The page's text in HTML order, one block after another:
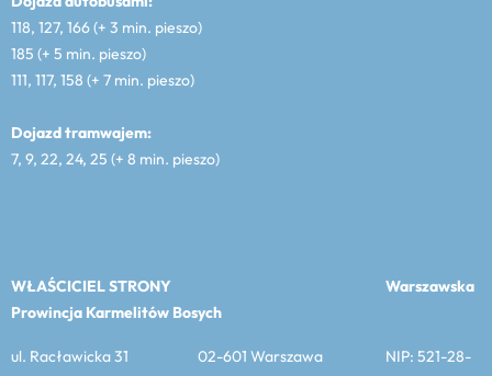
118, 127, 166 (+ 3 min. pieszo)
185 (+ 5 min. pieszo)
111, 117, 158 (+ 7 min. pieszo)
Dojazd tramwajem:
7, 9, 22, 24, 25 (+ 8 min. pieszo)
WŁAŚCICIEL STRONY Warszawska
Prowincja Karmelitów Bosych
ul. Racławicka 31 02-601 Warszawa NIP: 521-28-